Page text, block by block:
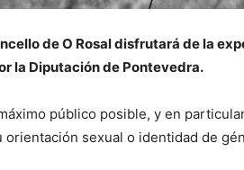
de O Rosal disfrutará de la
la Diputación de Pontevedra.
público posible, y en
sexual o identidad de